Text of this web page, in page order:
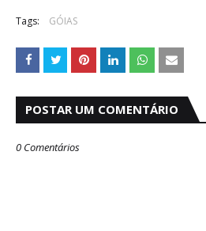
Tags: GÓIAS
POSTAR UM COMENTÁRIO
0 Comentários